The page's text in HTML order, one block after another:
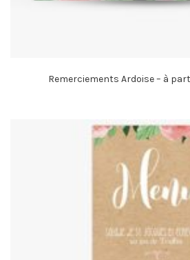
Remerciements Ardoise – à